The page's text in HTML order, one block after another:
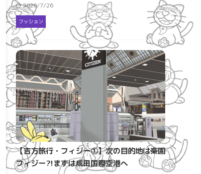
2026/7/26
フッション
【吉方旅行・フィジー①】次の目的地は楽園
フィジー?!まずは成田国際空港へ